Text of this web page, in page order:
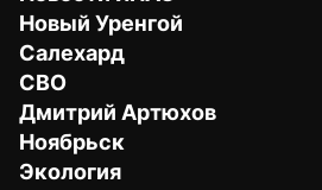
Новый Уренгой
Салехард
СВО
Дмитрий Артюхов
Ноябрьск
Экология